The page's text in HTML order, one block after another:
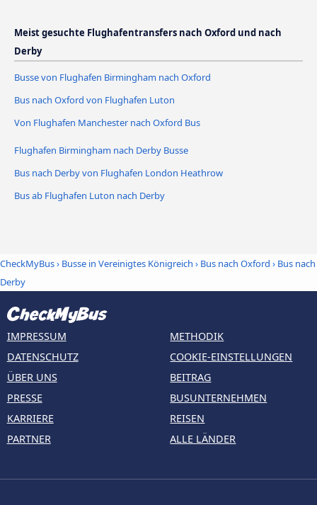
Meist gesuchte Flughafentransfers nach Oxford und nach
Derby
Busse von Flughafen Birmingham nach Oxford
Bus nach Oxford von Flughafen Luton
Von Flughafen Manchester nach Oxford Bus
Flughafen Birmingham nach Derby Busse
Bus nach Derby von Flughafen London Heathrow
Bus ab Flughafen Luton nach Derby
CheckMyBus› Busse in Vereinigtes Königreich › Bus nach Oxford › Bus nach
Derby
IMPRESSUM
DATENSCHUTZ
ÜBER UNS
PRESSE
KARRIERE
PARTNER
METHODIK
COOKIE-EINSTELLUNGEN
BEITRAG
BUSUNTERNEHMEN
REISEN
ALLE LÄNDER